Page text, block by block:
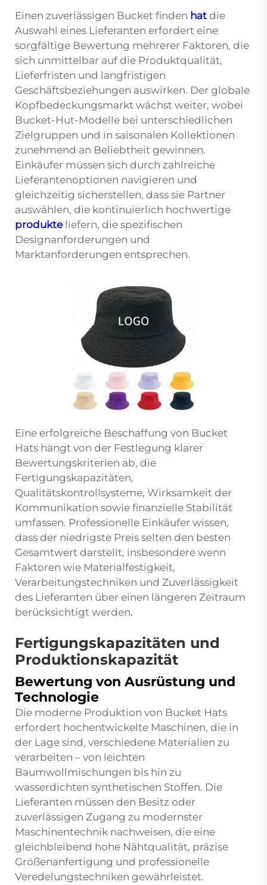
Einen zuverlässigen Bucket finden hat die
Auswahl eines Lieferanten erfordert eine
sorgfältige Bewertung mehrerer Faktoren, die
sich unmittelbar auf die Produktqualität,
Lieferfristen und langfristigen
Geschäftsbeziehungen auswirken. Der globale
Kopfbedeckungsmarkt wächst weiter, wobei
Bucket-Hut-Modelle bei unterschiedlichen
Zielgruppen und in saisonalen Kollektionen
zunehmend an Beliebtheit gewinnen.
Einkäufer müssen sich durch zahlreiche
Lieferantenoptionen navigieren und
gleichzeitig sicherstellen, dass sie Partner
auswählen, die kontinuierlich hochwertige
produkte liefern, die spezifischen
Designanforderungen und
Marktanforderungen entsprechen.
Eine erfolgreiche Beschaffung von Bucket
Hats hängt von der Festlegung klarer
Bewertungskriterien ab, die
Fertigungskapazitäten,
Qualitätskontrollsysteme, Wirksamkeit der
Kommunikation sowie finanzielle Stabilität
umfassen. Professionelle Einkäufer wissen,
dass der niedrigste Preis selten den besten
Gesamtwert darstellt, insbesondere wenn
Faktoren wie Materialfestigkeit,
Verarbeitungstechniken und Zuverlässigkeit
des Lieferanten über einen längeren Zeitraum
berücksichtigt werden.
Fertigungskapazitäten und
Produktionskapazität
Bewertung von Ausrüstung und
Technologie
Die moderne Produktion von Bucket Hats
erfordert hochentwickelte Maschinen, die in
der Lage sind, verschiedene Materialien zu
verarbeiten – von leichten
Baumwollmischungen bis hin zu
wasserdichten synthetischen Stoffen. Die
Lieferanten müssen den Besitz oder
zuverlässigen Zugang zu modernster
Maschinentechnik nachweisen, die eine
gleichbleibend hohe Nähtqualität, präzise
Größenanfertigung und professionelle
Veredelungstechniken gewährleistet.